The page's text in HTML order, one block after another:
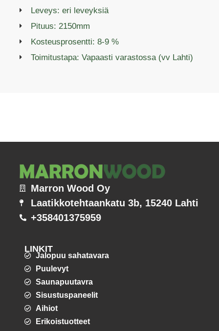
Leveys: eri leveyksiä
Pituus: 2150mm
Kosteusprosentti: 8-9 %
Toimitustapa: Vapaasti varastossa (vv Lahti)
Marron Wood Oy
Laatikkotehtaankatu 3b, 15240 Lahti
+358401375959
LINKIT
Jalopuu sahatavara
Puulevyt
Saunapuutavra
Sisustuspaneelit
Aihiot
Erikoistuotteet